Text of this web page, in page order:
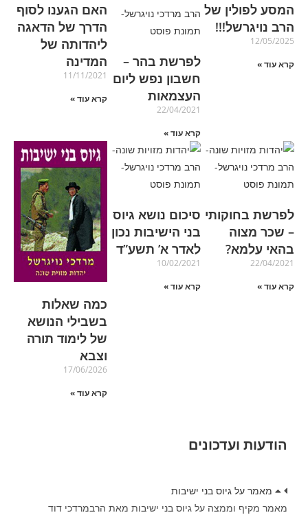
המסע לפולין של
הרב נויגרשל!!!
12/05/2025
קרא עוד »
לפרשת בהר –
חשבון נפש ליום
העצמאות
22/04/2021
קרא עוד »
האם הגענו לסוף
הדרך של הדאגה
ליהדותה של
המדינה
11/11/2021
קרא עוד »
לפרשת בחוקותי
– שכר מצוה
בהאי עלמא?
22/04/2021
קרא עוד »
סיכום נושא גיוס
בני הישיבות נכון
לאדר א’ תשע”ד
10/02/2021
קרא עוד »
כמה שאלות
בשבילי הנושא
של לימוד תורה
וצבא
17/06/2026
קרא עוד »
הודעות ועדכונים
מאמר על גיוס בני ישיבות
מאמר מקיף וממצה על גיוס בני ישיבות מאת הרבמרדכי דוד